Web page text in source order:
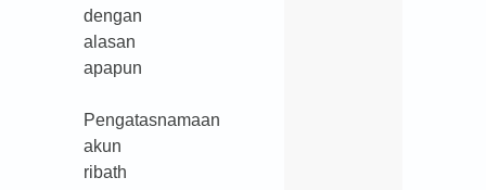
dengan
alasan
apapun
Pengatasnamaan
akun
ribath